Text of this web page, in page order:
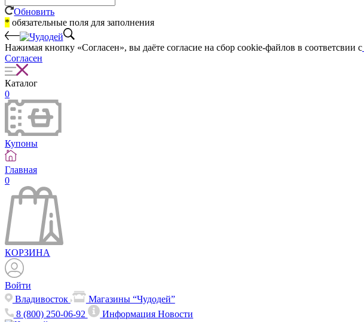
Обновить
* обязательные поля для заполнения
Нажимая кнопку «Согласен», вы даёте cогласие на сбор cookie-файлов в соответсвии с
Согласен
Каталог
0
Купоны
Главная
0
КОРЗИНА
Войти
Владивосток
Магазины “Чудодей”
8 (800) 250-06-92
ИнформацияНовости